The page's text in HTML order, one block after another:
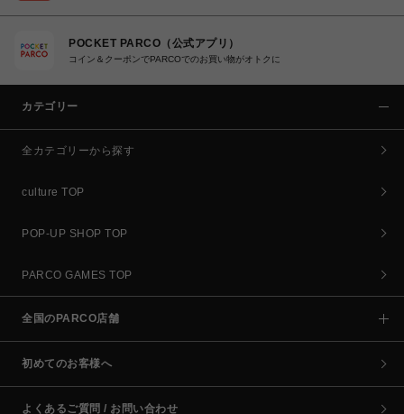
POCKET PARCO（公式アプリ）
コイン＆クーポンでPARCOでのお買い物がオトクに
カテゴリー
全カテゴリーから探す
culture TOP
POP-UP SHOP TOP
PARCO GAMES TOP
全国のPARCO店舗
初めてのお客様へ
よくあるご質問 / お問い合わせ